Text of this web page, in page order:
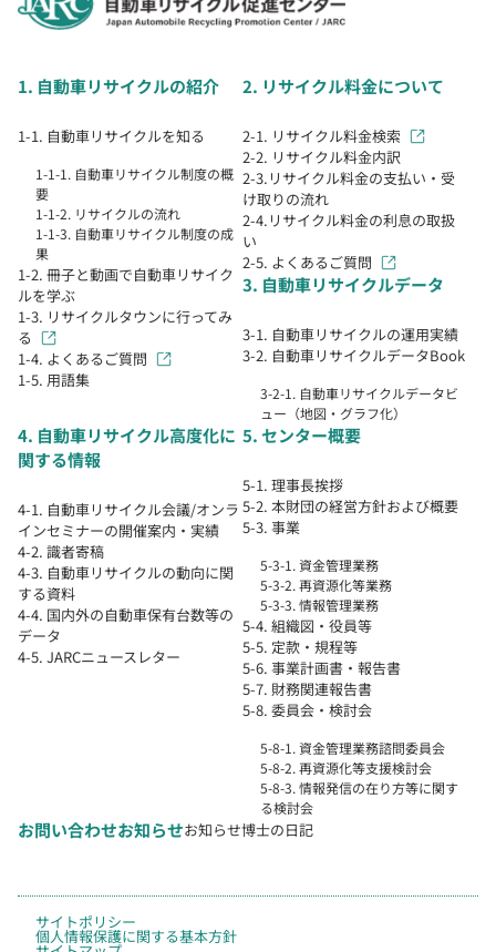
1. 自動車リサイクルの紹介
1-1. 自動車リサイクルを知る
1-1-1. 自動車リサイクル制度の概
要
1-1-2. リサイクルの流れ
1-1-3. 自動車リサイクル制度の成
果
1-2. 冊子と動画で自動車リサイク
ルを学ぶ
1-3. リサイクルタウンに行ってみ
る
1-4. よくあるご質問
1-5. 用語集
2. リサイクル料金について
2-1. リサイクル料金検索
2-2. リサイクル料金内訳
2-3.リサイクル料金の支払い・受
け取りの流れ
2-4.リサイクル料金の利息の取扱
い
2-5. よくあるご質問
3. 自動車リサイクルデータ
3-1. 自動車リサイクルの運用実績
3-2. 自動車リサイクルデータBook
3-2-1. 自動車リサイクルデータビ
ュー（地図・グラフ化）
4. 自動車リサイクル高度化に
関する情報
4-1. 自動車リサイクル会議/オンラ
インセミナーの開催案内・実績
4-2. 識者寄稿
4-3. 自動車リサイクルの動向に関
する資料
4-4. 国内外の自動車保有台数等の
データ
4-5. JARCニュースレター
5. センター概要
5-1. 理事長挨拶
5-2. 本財団の経営方針および概要
5-3. 事業
5-3-1. 資金管理業務
5-3-2. 再資源化等業務
5-3-3. 情報管理業務
5-4. 組織図・役員等
5-5. 定款・規程等
5-6. 事業計画書・報告書
5-7. 財務関連報告書
5-8. 委員会・検討会
5-8-1. 資金管理業務諮問委員会
5-8-2. 再資源化等支援検討会
5-8-3. 情報発信の在り方等に関す
る検討会
お問い合わせお知らせお知らせ博士の日記
サイトポリシー
個人情報保護に関する基本方針